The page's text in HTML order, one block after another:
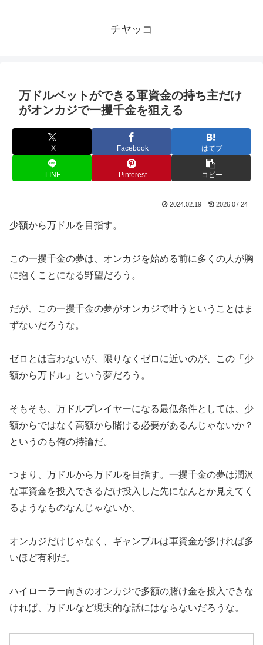
チヤッコ
万ドルベットができる軍資金の持ち主だけ
がオンカジで一攫千金を狙える
X Facebook はてブ
LINE Pinterest コピー
2024.02.19 2026.07.24
少額から万ドルを目指す。
この一攫千金の夢は、オンカジを始める前に多くの人が胸
に抱くことになる野望だろう。
だが、この一攫千金の夢がオンカジで叶うということはま
ずないだろうな。
ゼロとは言わないが、限りなくゼロに近いのが、この「少
額から万ドル」という夢だろう。
そもそも、万ドルプレイヤーになる最低条件としては、少
額からではなく高額から賭ける必要があるんじゃないか？
というのも俺の持論だ。
つまり、万ドルから万ドルを目指す。一攫千金の夢は潤沢
な軍資金を投入できるだけ投入した先になんとか見えてく
るようなものなんじゃないか。
オンカジだけじゃなく、ギャンブルは軍資金が多ければ多
いほど有利だ。
ハイローラー向きのオンカジで多額の賭け金を投入できな
ければ、万ドルなど現実的な話にはならないだろうな。